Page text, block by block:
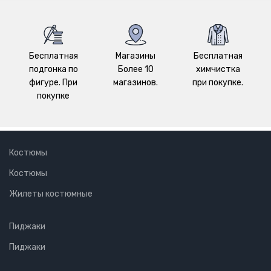
Бесплатная
подгонка по
фигуре. При
покупке
Магазины
Более 10
магазинов.
Бесплатная
химчистка
при покупке.
Костюмы
Костюмы
Жилеты костюмные
Пиджаки
Пиджаки